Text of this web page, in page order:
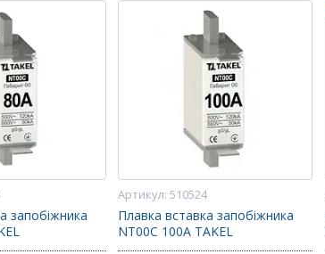
запобіжника
510524
Плавка вставка запобіжника
NT00С 100А TAKEL